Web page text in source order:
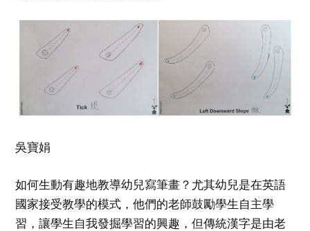
吳寶娟
如何生動有趣地教導幼兒寫筆畫？尤其幼兒是在英語
國家接受教學的模式，他們的老師鼓勵學生自主學
習，讓學生自我發掘學習的興趣，但傳統漢字是由老